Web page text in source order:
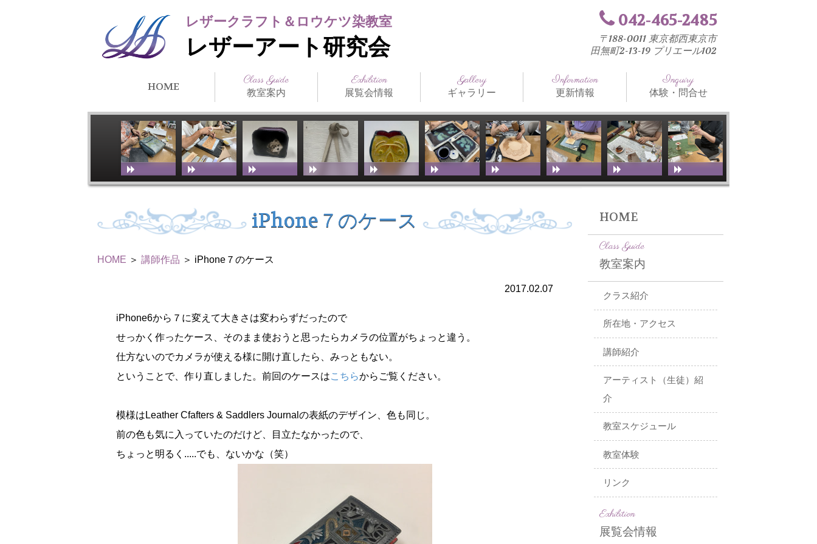
レザークラフト＆ロウケツ染教室
レザーアート研究会
042-465-2485
〒188-0011 東京都西東京市
田無町2-13-19 プリエール102
HOME Class Guide
教室案内
クラス紹介
所在地・アクセス
講師紹介
アーティスト（生
徒）紹介
教室スケジュール
教室体験
リンク
Exhibition
展覧会情報
まつだみちこ個展
教室展覧会
その他展覧会
日本の公募展
ILCE（International
Leather Craft
Exhibition）
日本革工芸展
海外の公募展
IFoLG
World Leather
Debut(Sheridan)
Gallery
ギャラリー
講師作品
生徒作品
作品別一覧
技法別一覧
販売品
メディア掲載
Information
更新情報
お知らせ
技法と工具
教室ブログ
Inquiry
体験・問合せ
iPhone７のケース
HOME ＞講師作品 ＞ iPhone７のケース
2017.02.07
iPhone6から７に変えて大きさは変わらずだったので
せっかく作ったケース、そのまま使おうと思ったらカメラの位置がちょっと違う。
仕方ないのでカメラが使える様に開け直したら、みっともない。
ということで、作り直しました。前回のケースはこちらからご覧ください。
模様はLeather Cfafters & Saddlers Journalの表紙のデザイン、色も同じ。
前の色も気に入っていたのだけど、目立たなかったので、
ちょっと明るく.....でも、ないかな（笑）
HOME
Class Guide
教室案内
クラス紹介
所在地・アクセス
講師紹介
アーティスト（生徒）紹
介
教室スケジュール
教室体験
リンク
Exhibition
展覧会情報